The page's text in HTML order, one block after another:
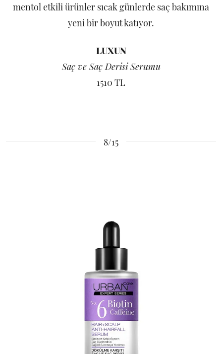
mentol etkili ürünler sıcak günlerde saç bakımına
yeni bir boyut katıyor.
LUXUN
Saç ve Saç Derisi Serumu
1510 TL
8/15